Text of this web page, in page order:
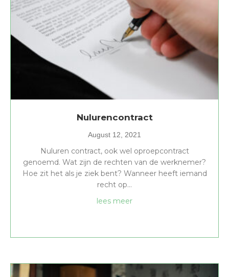
Nulurencontract
August 12, 2021
Nuluren contract, ook wel oproepcontract
genoemd. Wat zijn de rechten van de werknemer?
Hoe zit het als je ziek bent? Wanneer heeft iemand
recht op…
lees meerabout Nulurencontract